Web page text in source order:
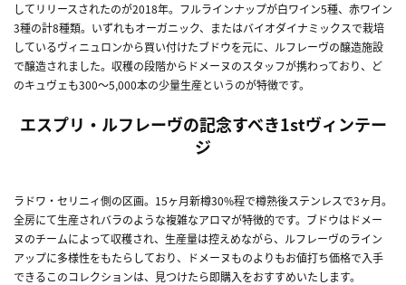
してリリースされたのが2018年。フルラインナップが白ワイン5種、赤ワイン
3種の計8種類。いずれもオーガニック、またはバイオダイナミックスで栽培
しているヴィニュロンから買い付けたブドウを元に、ルフレーヴの醸造施設
で醸造されました。収穫の段階からドメーヌのスタッフが携わっており、ど
のキュヴェも300～5,000本の少量生産というのが特徴です。
エスプリ・ルフレーヴの記念すべき1stヴィンテー
ジ
ラドワ・セリニィ側の区画。15ヶ月新樽30%程で樽熟後ステンレスで3ヶ月。
全房にて生産されバラのような複雑なアロマが特徴的です。ブドウはドメー
ヌのチームによって収穫され、生産量は控えめながら、ルフレーヴのライン
アップに多様性をもたらしており、ドメーヌものよりもお値打ち価格で入手
できるこのコレクションは、見つけたら即購入をおすすめいたします。